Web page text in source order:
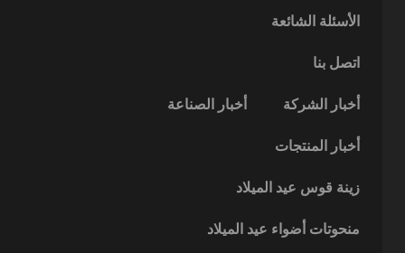
الأسئلة الشائعة
اتصل بنا
أخبار الشركة أخبار الصناعة
أخبار المنتجات
زينة قوس عيد الميلاد
منحوتات أضواء عيد الميلاد